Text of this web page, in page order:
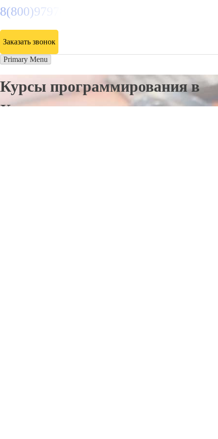
8(800)9797043
Заказать звонок
Primary Menu
Курсы программирования в
Хачмаз